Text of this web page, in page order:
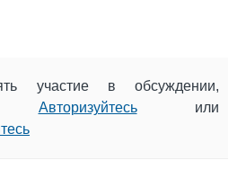
участие в обсуждении,
Авторизуйтесьили